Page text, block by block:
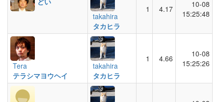
takahira
タカヒラ
1 4.17
10-08
15:25:48
Tera
テラシマヨウヘイ
takahira
タカヒラ
1 4.66
10-08
15:25:26